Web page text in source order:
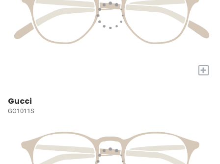
+
Gucci
GG1011S